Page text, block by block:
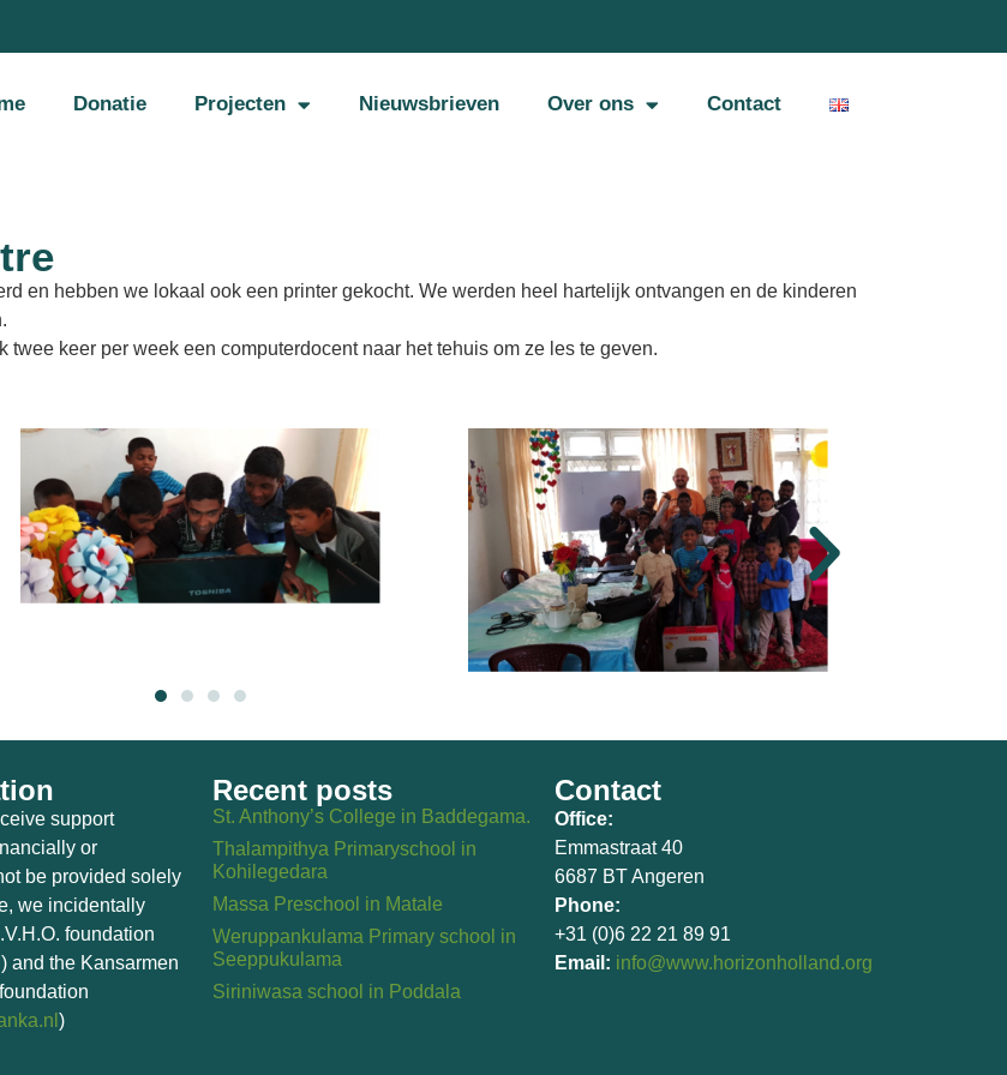
Donatie Projecten Nieuwsbrieven Over ons Contact
en hebben we lokaal ook een printer gekocht. We werden heel hartelijk ontvangen en de kinderen
twee keer per week een computerdocent naar het tehuis om ze les te geven.
support
or
be provided solely
we incidentally
foundation
) and the Kansarmen
)
Recent posts
St. Anthony’s College in Baddegama.
Thalampithya Primaryschool in
Kohilegedara
Massa Preschool in Matale
Weruppankulama Primary school in
Seeppukulama
Siriniwasa school in Poddala
Contact
Office:
Emmastraat 40
6687 BT Angeren
Phone:
+31 (0)6 22 21 89 91
Email: info@www.horizonholland.org